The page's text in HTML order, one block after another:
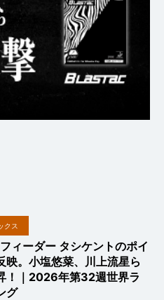
クス
ィーダー タシケントのポイ
映。小塩悠菜、川上流星ら
！｜2026年第32週世界ラ
グ